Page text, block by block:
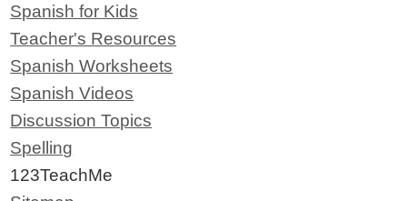
Spanish for Kids
Teacher's Resources
Spanish Worksheets
Spanish Videos
Discussion Topics
Spelling
123TeachMe